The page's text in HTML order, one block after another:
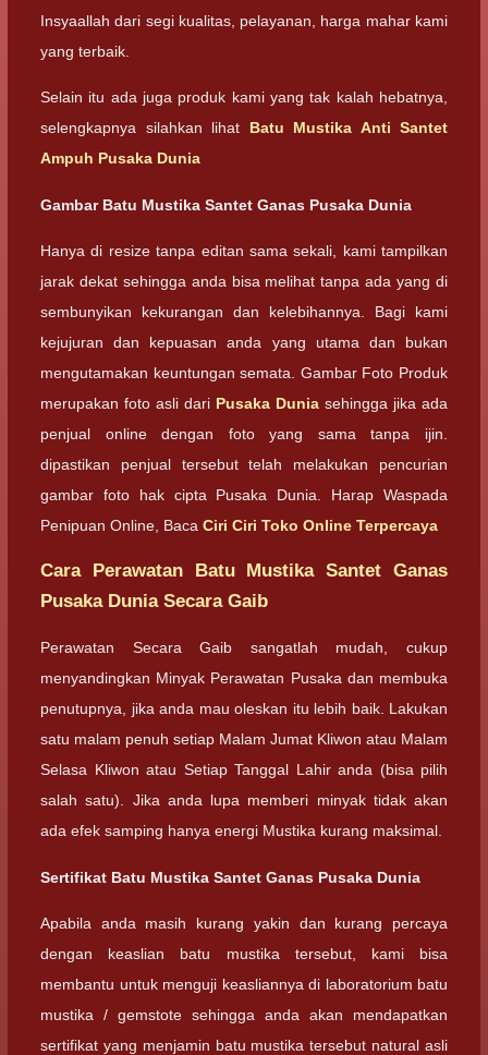
Insyaallah dari segi kualitas, pelayanan, harga mahar kami
yang terbaik.
Selain itu ada juga produk kami yang tak kalah hebatnya,
selengkapnya silahkan lihat Batu Mustika Anti Santet
Ampuh Pusaka Dunia
Gambar Batu Mustika Santet Ganas Pusaka Dunia
Hanya di resize tanpa editan sama sekali, kami tampilkan
jarak dekat sehingga anda bisa melihat tanpa ada yang di
sembunyikan kekurangan dan kelebihannya. Bagi kami
kejujuran dan kepuasan anda yang utama dan bukan
mengutamakan keuntungan semata. Gambar Foto Produk
merupakan foto asli dari Pusaka Dunia sehingga jika ada
penjual online dengan foto yang sama tanpa ijin.
dipastikan penjual tersebut telah melakukan pencurian
gambar foto hak cipta Pusaka Dunia. Harap Waspada
Penipuan Online, Baca Ciri Ciri Toko Online Terpercaya
Cara Perawatan Batu Mustika Santet Ganas
Pusaka Dunia Secara Gaib
Perawatan Secara Gaib sangatlah mudah, cukup
menyandingkan Minyak Perawatan Pusaka dan membuka
penutupnya, jika anda mau oleskan itu lebih baik. Lakukan
satu malam penuh setiap Malam Jumat Kliwon atau Malam
Selasa Kliwon atau Setiap Tanggal Lahir anda (bisa pilih
salah satu). Jika anda lupa memberi minyak tidak akan
ada efek samping hanya energi Mustika kurang maksimal.
Sertifikat Batu Mustika Santet Ganas Pusaka Dunia
Apabila anda masih kurang yakin dan kurang percaya
dengan keaslian batu mustika tersebut, kami bisa
membantu untuk menguji keasliannya di laboratorium batu
mustika / gemstote sehingga anda akan mendapatkan
sertifikat yang menjamin batu mustika tersebut natural asli